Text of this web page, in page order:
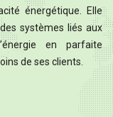
énergétique. Elle
systèmes liés aux
en parfaite
de ses clients.